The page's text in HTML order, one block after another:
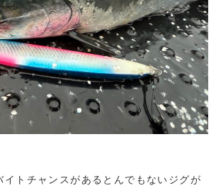
イトチャンスがあるとんでもないジグが